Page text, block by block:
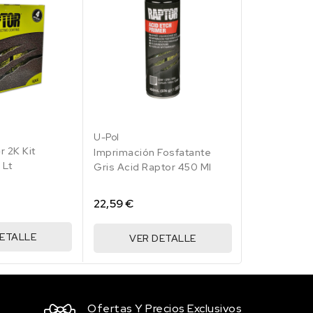
2K Kit
Lt
U-Pol
Imprimación Fosfatante
Gris Acid Raptor 450 Ml
22,59 €
VER DETALLE
Ofertas Y Precios Exclusivos